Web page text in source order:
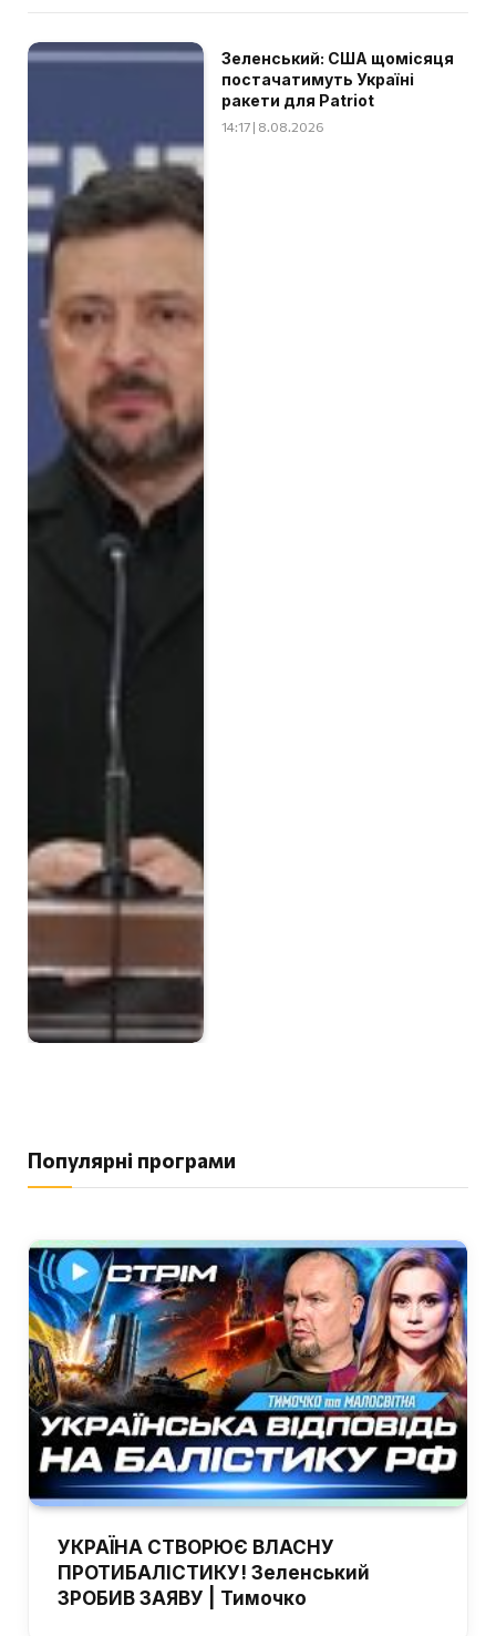
Зеленський: США щомісяця
постачатимуть Україні
ракети для Patriot
14:17 | 8.08.2026
Популярні програми
УКРАЇНА СТВОРЮЄ ВЛАСНУ
ПРОТИБАЛІСТИКУ! Зеленський
ЗРОБИВ ЗАЯВУ | Тимочко